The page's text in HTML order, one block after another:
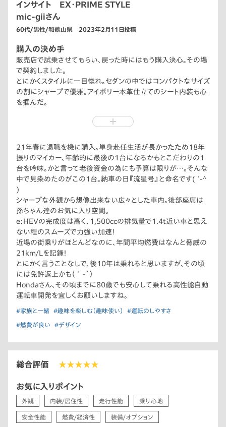
インサイト EX・PRIME STYLE
mic-giiさん
60代/男性/和歌山県 2023年2月11日投稿
購入の決め手
販売店で試乗させてもらい、戻った時にはもう購入決心。その場
で契約しました。
とにかくスタイルに一目惚れ。セダンの中ではコンパクトなサイズ
の割にシャープで優雅。アイボリー本革仕立てのシート内装も心
を掴んだ。
ド機能で運転は非常に楽。
モードで全く問題ないが、時々使うSPORTモードでは優越感を
感じるほど。まるで駅伝の追い抜きのよう！
乗ってすぐに分かる完成度なのに、きっちり予算に収まり、買わ
ない選択肢はありませんでした。
21年春に退職を機に購入。単身赴任生活が長かったため18年
振りのマイカー、年齢的に最後の1台になるかもとこだわりの1
台を吟味。かと言って老後資金の為にも予算は限りが…。そんな
中で見染めたのがこの1台。納車の日『流星号』と命名です( ‘-^
)
シャープな外観から想像出来ない広々とした車内。後部座席は
孫ちゃん達のお気に入り空間。
e:HEVの完成度は高く、1,500ccの排気量で1.4t近い車と思え
ない程のスムーズで力強い加速！
近場の街乗りがほとんどなのに、年間平均燃費はなんと脅威の
21km/Lを記録！
とにかく言うことなしで、後10年は乗れると思いますが、その頃
には免許返上かも（´-`）
Hondaさん、その頃までに80歳でも安心して乗れる高性能自動
運転車開発を宜しくお願いしますね。
#家族と一緒 #趣味を楽しむ（趣味使い） #運転のしやすさ
#燃費が良い #デザイン
総合評価 ★★★★★
お気に入りポイント
外観 内装/居住性 走行性能 乗り心地
安全性能 燃費/経済性 装備/オプション